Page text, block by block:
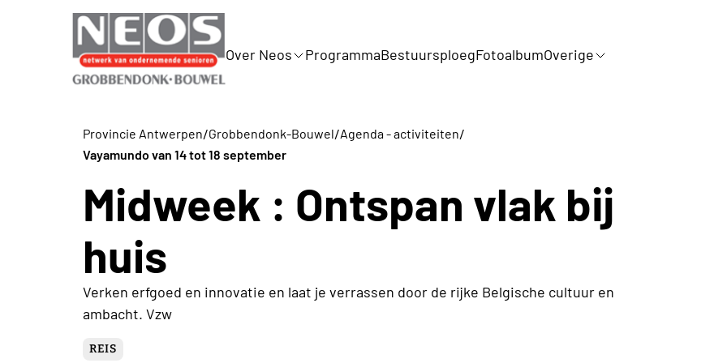
Over Neos ProgrammaBestuursploegFotoalbumOverige
Provincie Antwerpen/Grobbendonk-Bouwel/Agenda - activiteiten/
Vayamundo van 14 tot 18 september
Midweek : Ontspan vlak bij
huis
Verken erfgoed en innovatie en laat je verrassen door de rijke Belgische cultuur en
ambacht. Vzw
REIS